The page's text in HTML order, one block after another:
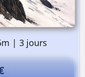
| 3 jours